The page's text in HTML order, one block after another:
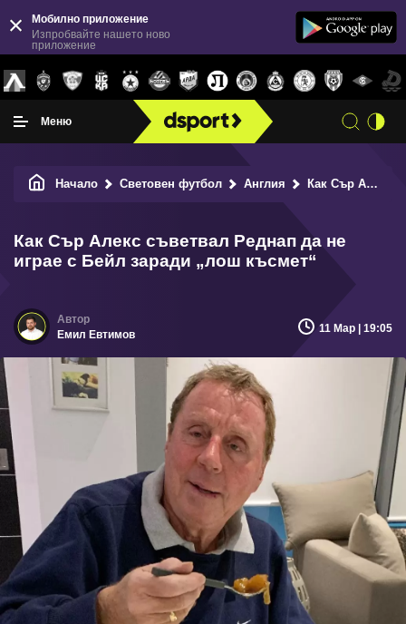
Мобилно приложение
Изпробвайте нашето ново
приложение
Меню
Начало Световен футбол Англия Как Сър Алекс съветвал Реднап да не играе с Бейл заради „лош късмет“
Как Сър Алекс съветвал Реднап да не
играе с Бейл заради „лош късмет“
Емил Евтимов 11 Мар | 19:05